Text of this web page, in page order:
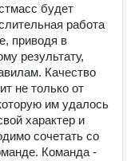
будет
работа
приводя в
результату,
Качество
не только от
им удалось
характер и
сочетать со
Команда -